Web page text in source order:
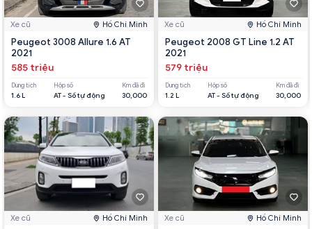
Xe cũ Hồ Chí Minh
Peugeot 3008 Allure 1.6 AT
2021
585 triệu
Dung tích
1.6 L
Hộp số
AT - Số tự động
Km đã đi
30,000
Xe cũ Hồ Chí Minh
Xe cũ Hồ Chí Minh
Peugeot 2008 GT Line 1.2 AT
2021
579 triệu
Dung tích
1.2 L
Hộp số
AT - Số tự động
Km đã đi
30,000
Xe cũ Hồ Chí Minh